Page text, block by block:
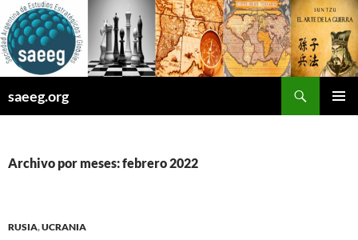
Saltar
al
contenido
saeeg.org
Archivo por meses: febrero 2022
RUSIA,UCRANIA